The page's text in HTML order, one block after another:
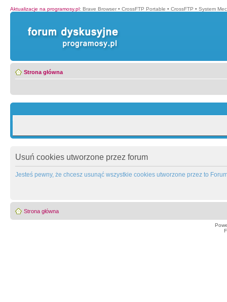
Aktualizacje na programosy.pl: Brave Browser • CrossFTP Portable • CrossFTP • System
Strona główna
Usuń cookies utworzone przez forum
Jesteś pewny, że chcesz usunąć wszystkie cookies utworzone przez to
Strona główna